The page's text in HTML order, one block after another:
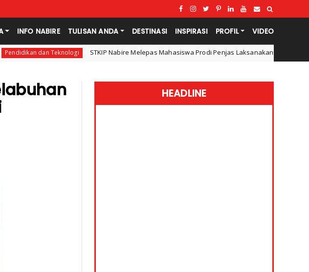
INFO NABIRE TULISAN ANDA DESTINASI INSPIRASI PROFIL VIDEO
STKIP Nabire Melepas Mahasiswa Prodi Penjas Laksanakan PPL dan KKN di Surabaya
HEADLINE